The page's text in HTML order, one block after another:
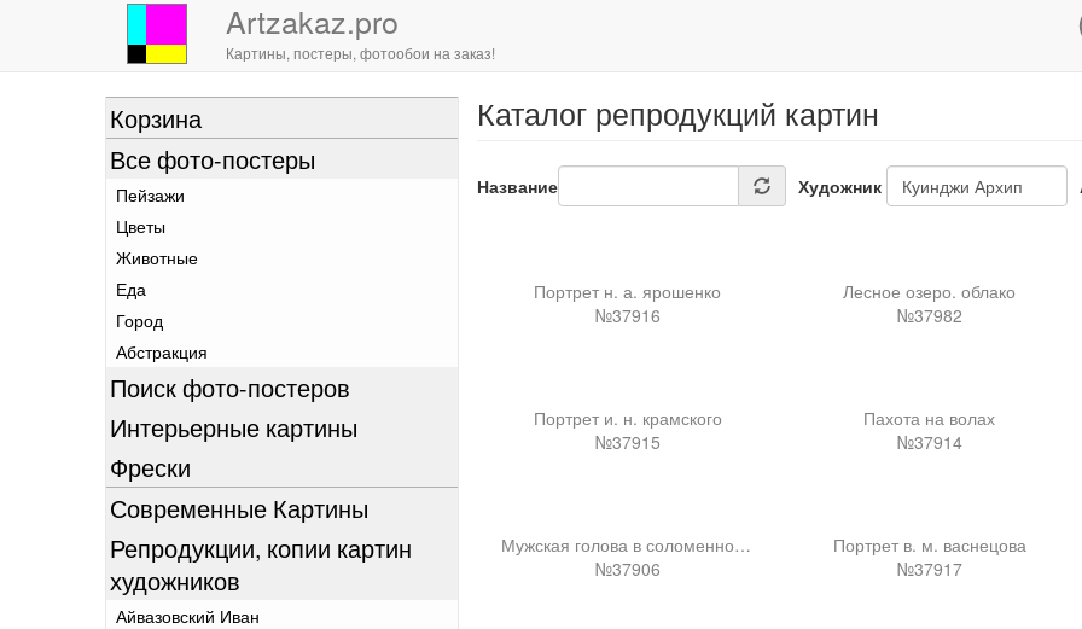
Artzakaz.pro
Картины, постеры, фотообои на заказ!
Корзина
Все фото-постеры
Пейзажи
Цветы
Животные
Еда
Город
Абстракция
Поиск фото-постеров
Интерьерные картины
Фрески
Современные Картины
Репродукции, копии картин
художников
Айвазовский Иван
Каталог репродукций картин
Название Художник
Портрет н. а. ярошенко
№37916
Лесное озеро. облако
№37982
Портрет и. н. крамского
№37915
Пахота на волах
№37914
Мужская голова в соломенной шляпе
№37906
Портрет в. м. васнецова
№37917